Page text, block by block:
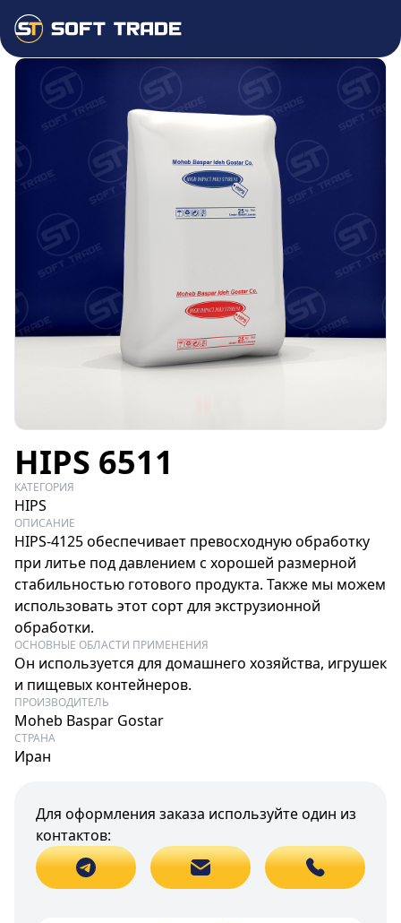
HIPS 6511
КАТЕГОРИЯ
HIPS
ОПИСАНИЕ
HIPS-4125 обеспечивает превосходную обработку
при литье под давлением с хорошей размерной
стабильностью готового продукта. Также мы можем
использовать этот сорт для экструзионной
обработки.
ОСНОВНЫЕ ОБЛАСТИ ПРИМЕНЕНИЯ
Он используется для домашнего хозяйства, игрушек
и пищевых контейнеров.
ПРОИЗВОДИТЕЛЬ
Moheb Baspar Gostar
СТРАНА
Иран
Для оформления заказа используйте один из
контактов: